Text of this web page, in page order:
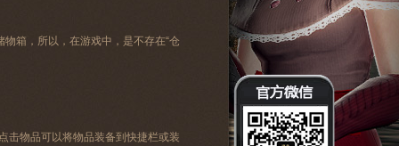
箱，所以，在游戏中，是不存在“仓
击物品可以将物品装备到快捷栏或装